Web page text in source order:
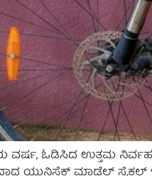
ವರ್ಷ, ಓಡಿಸಿದ ಉತ್ತಮ